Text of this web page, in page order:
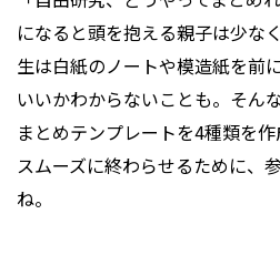
になると頭を抱える親子は少な
生は白紙のノートや模造紙を前
いいかわからないことも。そん
まとめテンプレートを4種類を
スムーズに終わらせるために、
ね。